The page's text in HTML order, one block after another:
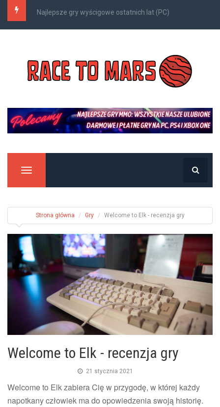
Kompleksowy przewodnik po Nazjatarze
Manu
Strona główna Gry Welcome to Elk - recenzja gry
Welcome to Elk - recenzja gry
21 stycznia 2021
Welcome to Elk zabiera Cię w przygodę, w której każdy
napotkany człowiek ma do opowiedzenia swoją historię.